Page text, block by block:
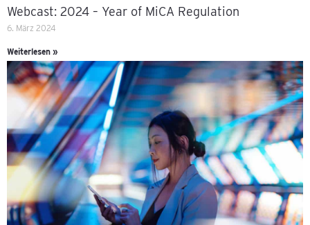
Webcast: 2024 – Year of MiCA Regulation
6. März 2024
Weiterlesen »